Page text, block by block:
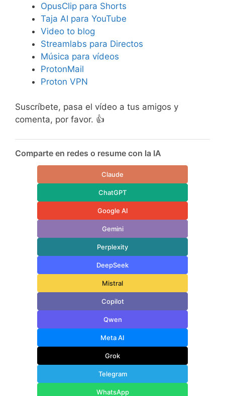
OpusClip para Shorts
Taja AI para YouTube
Video to blog
Streamlabs para Directos
Música para vídeos
ProtonMail
Proton VPN
Suscríbete, pasa el vídeo a tus amigos y
comenta, por favor. 👍
Comparte en redes o resume con la IA
Claude
ChatGPT
Google AI
Gemini
Perplexity
DeepSeek
Mistral
Copilot
Qwen
Meta AI
Grok
Telegram
WhatsApp